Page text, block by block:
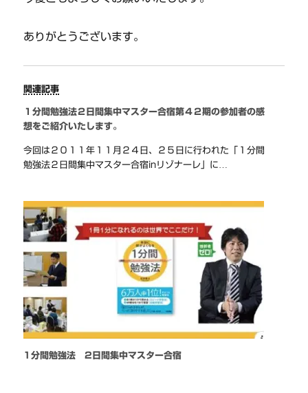
ありがとうございます。
関連記事
１分間勉強法２日間集中マスター合宿第４２期の参加者の感
想をご紹介いたします。
今回は２０１１年１１月２４日、２５日に行われた「１分間
勉強法２日間集中マスター合宿inリゾナーレ」に…
1分間勉強法 2日間集中マスター合宿